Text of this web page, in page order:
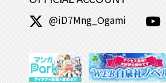
@iD7Mng_Ogami